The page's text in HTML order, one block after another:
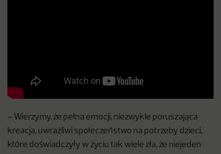
– Wierzymy, że pełna emocji, niezwykle poruszająca
kreacja, uwrażliwi społeczeństwo na potrzeby dzieci,
które doświadczyły w życiu tak wiele zła, że niejeden